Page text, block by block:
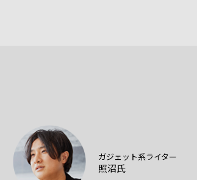
ガジェット系ライター
照沼氏